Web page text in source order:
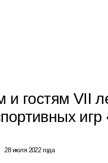
и гостям VII
игр
28 июля 2022 года